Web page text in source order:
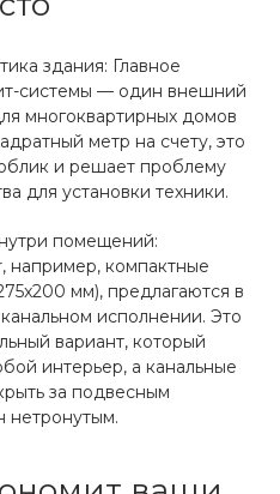
здания: Главное
системы — один внешний
многоквартирных домов
метр на счету, это
и решает проблему
для установки техники.
помещений:
например, компактные
мм), предлагаются в
исполнении. Это
вариант, который
интерьер, а канальные
за подвесным
нетронутым.